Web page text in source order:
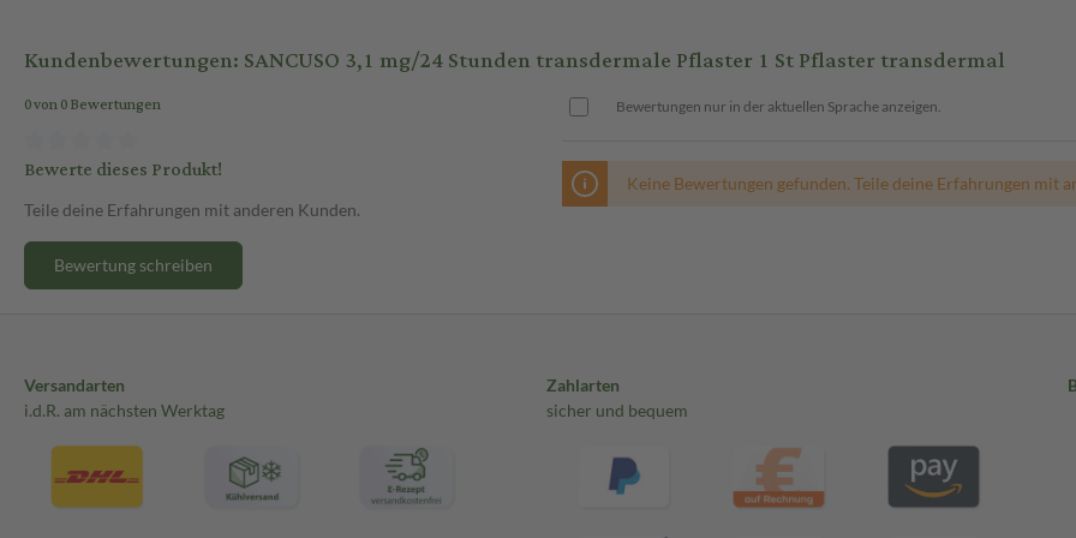
Kundenbewertungen: SANCUSO 3,1 mg/24 Stunden transdermale Pflaster 1 St Pflaster transdermal
0 von 0 Bewertungen
Bewerte dieses Produkt!
Teile deine Erfahrungen mit anderen Kunden.
Bewertung schreiben
Bewertungen nur in der aktuellen Sprache anzeigen.
Keine Bewertungen gefunden. Teile deine Erfahrungen mit
Versandarten
i.d.R. am nächsten Werktag
Zahlarten
sicher und bequem